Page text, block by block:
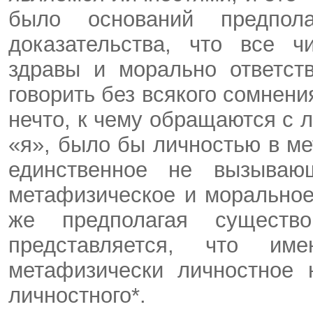
было оснований
доказательства, что все
здравы и морально
говорить без всякого
нечто, к чему обращаются с
«я», было бы личностью в
единственное не
метафизическое и
же предполагая
представляется, что
метафизически
личностного*.